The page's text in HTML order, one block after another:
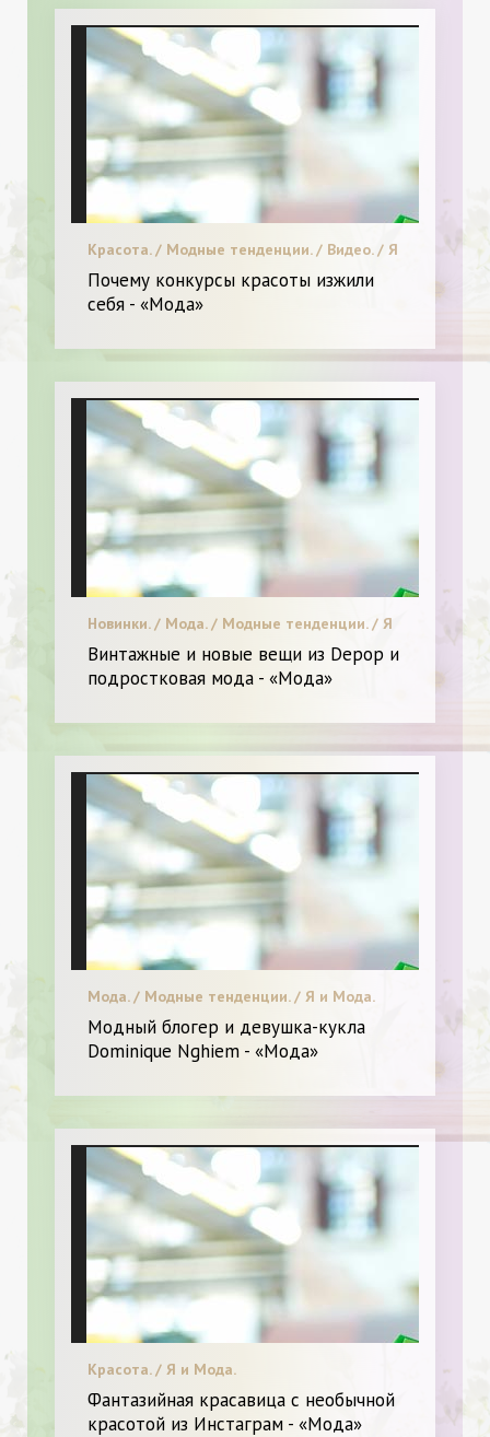
Красота. / Модные тенденции. / Видео. / Я
и Мода.
Почему конкурсы красоты изжили
себя - «Мода»
Новинки. / Мода. / Модные тенденции. / Я
Винтажные и новые вещи из Depop и
подростковая мода - «Мода»
Мода. / Модные тенденции. / Я и Мода.
Модный блогер и девушка-кукла
Dominique Nghiem - «Мода»
Красота. / Я и Мода.
Фантазийная красавица с необычной
красотой из Инстаграм - «Мода»